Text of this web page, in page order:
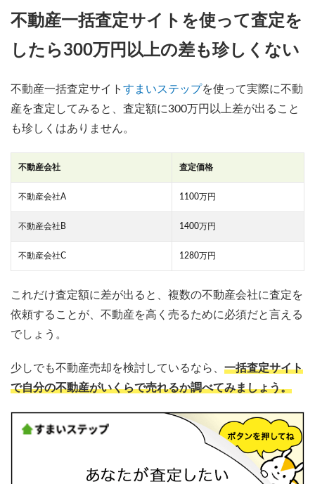
不動産一括査定サイトを使って査定を
したら300万円以上の差も珍しくない
不動産一括査定サイト すまいステップを使って実際に不動
産を査定してみると、査定額に300万円以上差が出ること
も珍しくはありません。
不動産会社 査定価格
不動産会社A 1100万円
不動産会社B 1400万円
不動産会社C 1280万円
これだけ査定額に差が出ると、複数の不動産会社に査定を
依頼することが、不動産を高く売るために必須だと言える
でしょう。
少しでも不動産売却を検討しているなら、 一括査定サイト
で自分の不動産がいくらで売れるか調べてみましょう。